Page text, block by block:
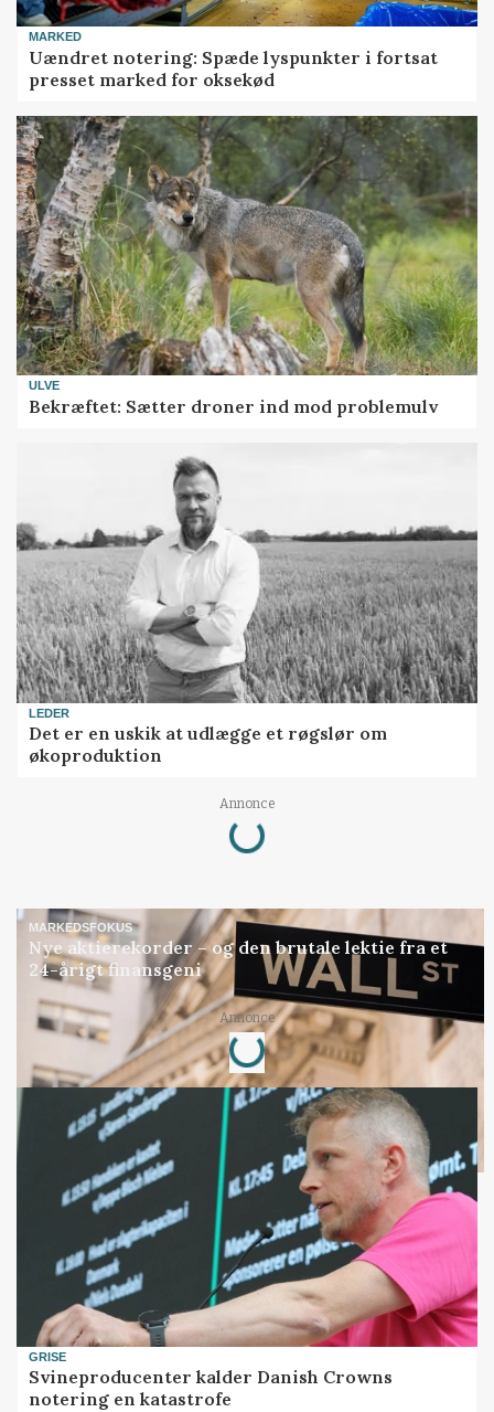
MARKED
Uændret notering: Spæde lyspunkter i fortsat
presset marked for oksekød
ULVE
Bekræftet: Sætter droner ind mod problemulv
LEDER
Det er en uskik at udlægge et røgslør om
økoproduktion
Annonce
Loading...
MARKEDSFOKUS
Nye aktierekorder – og den brutale lektie fra et
24-årigt finansgeni
Annonce
Loading...
GRISE
Svineproducenter kalder Danish Crowns
notering en katastrofe